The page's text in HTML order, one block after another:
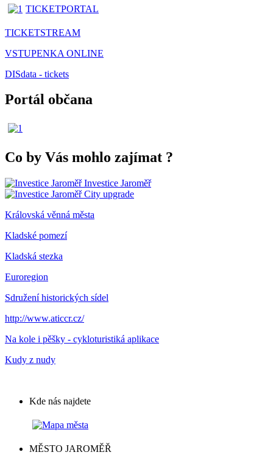
TICKETPORTAL
TICKETSTREAM
VSTUPENKA ONLINE
DISdata - tickets
Portál občana
Co by Vás mohlo zajímat ?
Investice Jaroměř
City upgrade
Královská věnná města
Kladské pomezí
Kladská stezka
Euroregion
Sdružení historických sídel
http://www.aticcr.cz/
Na kole i pěšky - cykloturistiká aplikace
Kudy z nudy
Kde nás najdete
MĚSTO JAROMĚŘ